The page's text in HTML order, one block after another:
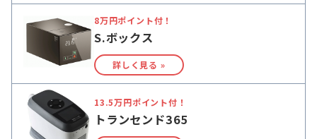
8万円ポイント付！
S.ボックス
詳しく見る »
13.5万円ポイント付！
トランセンド365